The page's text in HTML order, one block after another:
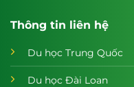
Thông tin liên hệ
Du học Trung Quốc
Du học Đài Loan